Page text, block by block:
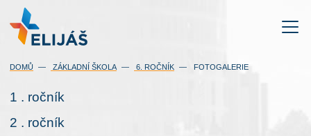
DOMŮ ZÁKLADNÍ ŠKOLA 6. ROČNÍK FOTOGALERIE
1 . ročník
2 . ročník